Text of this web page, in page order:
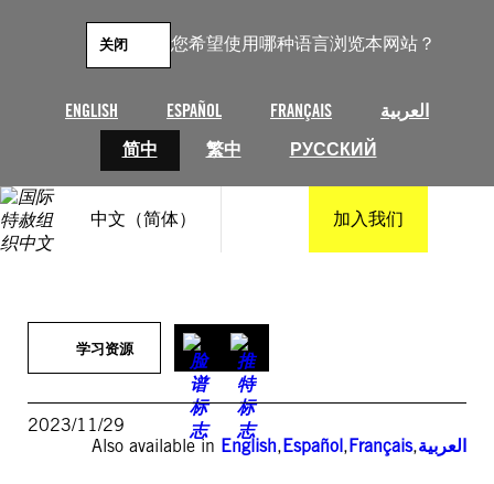
您希望使用哪种语言浏览本网站？
ENGLISH ESPAÑOL FRANÇAIS
العربية
简中
繁中 РУССКИЙ
关闭
中文（简体） 加入我们
学习资源
2023/11/29
Also available in English,Español,Français,العربية